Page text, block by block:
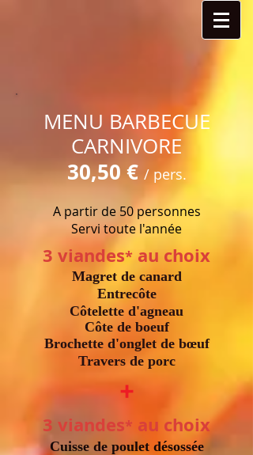
MENU BARBECUE
CARNIVORE​​​​​​​​​​
30,50 € / pers.
A partir de 50 personnes
Servi toute l'année
3 viandes* au choix
Magret de canard
Entrecôte
Côtelette d'agneau
Côte de boeuf
Brochette d'onglet de bœuf
Travers de porc
+
3 viandes* au choix
Cuisse de poulet désossée